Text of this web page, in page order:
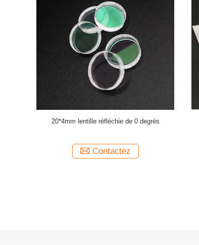
2100nmHR lentille de laser de fibre de 0
Contactez